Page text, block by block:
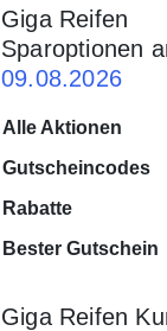
Giga Reifen
Sparoptionen
09.08.2026
Alle Aktionen
Gutscheincodes
Rabatte
Bester Gutschein
Giga Reifen